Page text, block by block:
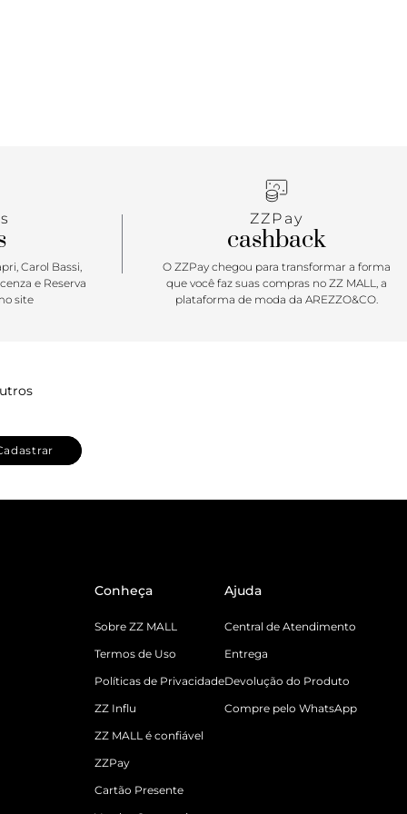
Carol Bassi,
e Reserva
site
ZZPay
cashback
O ZZPay chegou para transformar a forma
que você faz suas compras no ZZ MALL, a
plataforma de moda da AREZZO&CO.
Conheça
Sobre ZZ MALL
Termos de Uso
Políticas de Privacidade
ZZ Influ
ZZ MALL é confiável
ZZPay
Cartão Presente
Ajuda
Central de Atendimento
Entrega
Devolução do Produto
Compre pelo WhatsApp